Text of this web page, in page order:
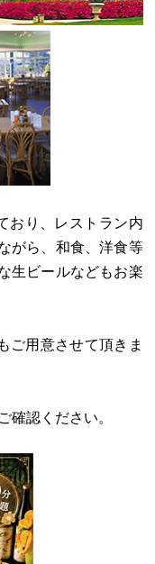
おり、レストラン内
がら、和食、洋食等
生ビールなどもお楽
ご用意させて頂きま
認ください。